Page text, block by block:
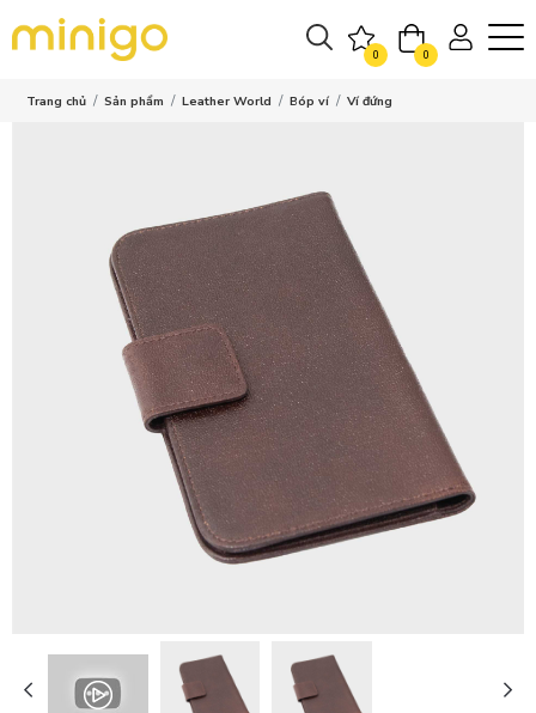
0 0
Trang chủ Sản phẩm Leather World Bóp ví Ví đứng